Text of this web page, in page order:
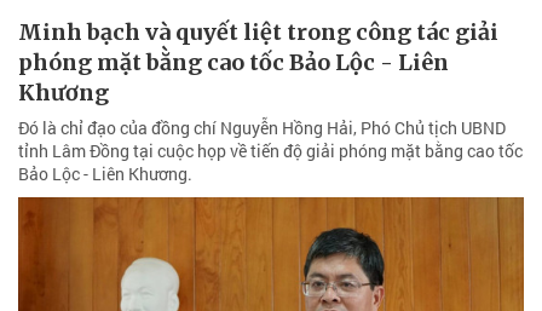
Minh bạch và quyết liệt trong công tác giải
phóng mặt bằng cao tốc Bảo Lộc - Liên
Khương
Đó là chỉ đạo của đồng chí Nguyễn Hồng Hải, Phó Chủ tịch UBND
tỉnh Lâm Đồng tại cuộc họp về tiến độ giải phóng mặt bằng cao tốc
Bảo Lộc - Liên Khương.